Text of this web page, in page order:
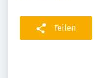
Teilen